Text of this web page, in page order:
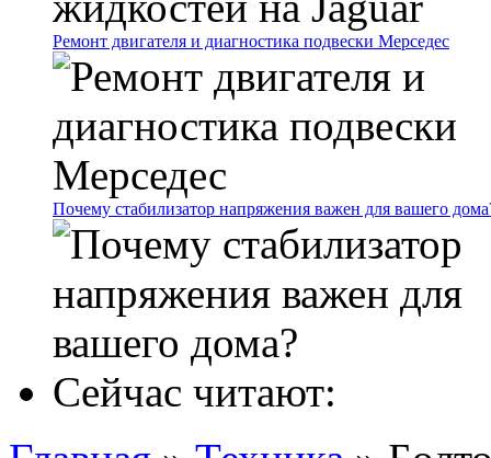
Ремонт двигателя и диагностика подвески Мерседес
Почему стабилизатор напряжения важен для вашего
Сейчас читают: